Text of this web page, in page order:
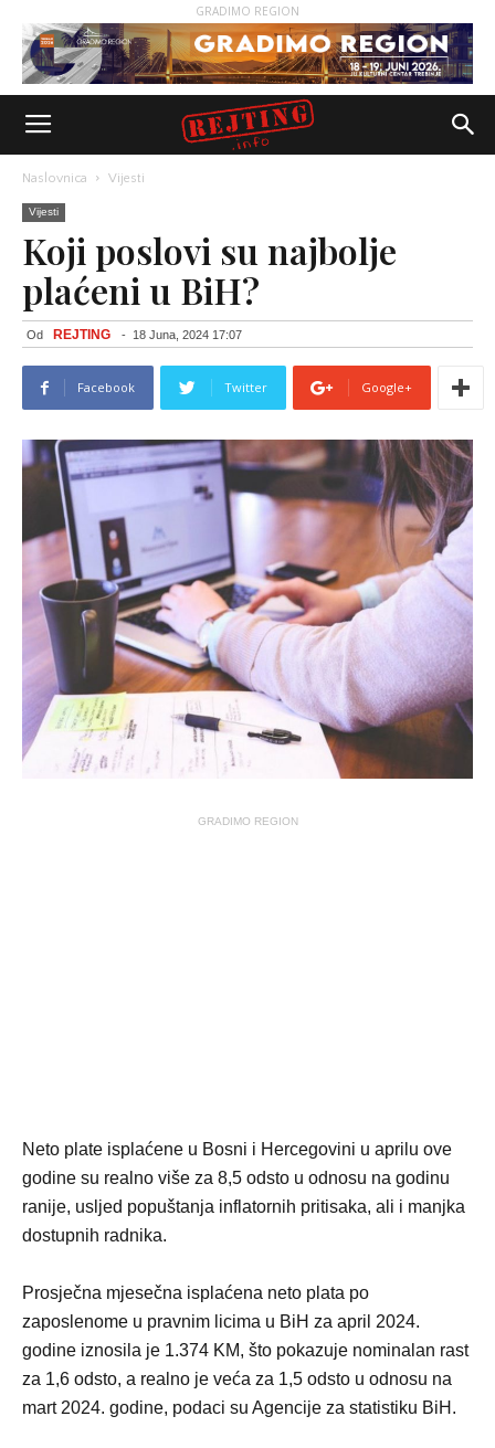
GRADIMO REGION
Naslovnica Vijesti
Vijesti
Koji poslovi su najbolje
plaćeni u BiH?
Od REJTING - 18 Juna, 2024 17:07
Facebook Twitter Google+
GRADIMO REGION
Neto plate isplaćene u Bosni i Hercegovini u aprilu ove
godine su realno više za 8,5 odsto u odnosu na godinu
ranije, usljed popuštanja inflatornih pritisaka, ali i manjka
dostupnih radnika.
Prosječna mjesečna isplaćena neto plata po
zaposlenome u pravnim licima u BiH za april 2024.
godine iznosila je 1.374 KM, što pokazuje nominalan rast
za 1,6 odsto, a realno je veća za 1,5 odsto u odnosu na
mart 2024. godine, podaci su Agencije za statistiku BiH.